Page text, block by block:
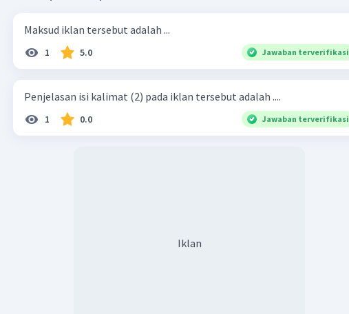
Maksud iklan tersebut adalah ...
1 5.0 Jawaban terverifikasi
Penjelasan isi kalimat (2) pada iklan tersebut adalah ....
1 0.0 Jawaban terverifikasi
Iklan